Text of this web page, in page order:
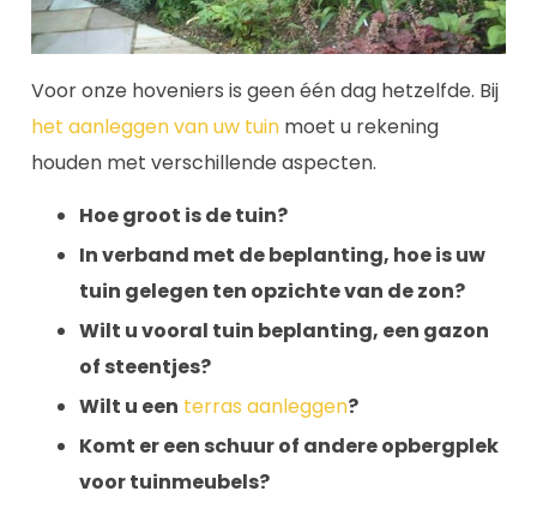
Voor onze hoveniers is geen één dag hetzelfde. Bij
het aanleggen van uw tuin moet u rekening
houden met verschillende aspecten.
Hoe groot is de tuin?
In verband met de beplanting, hoe is uw
tuin gelegen ten opzichte van de zon?
Wilt u vooral tuin beplanting, een gazon
of steentjes?
Wilt u een terras aanleggen?
Komt er een schuur of andere opbergplek
voor tuinmeubels?